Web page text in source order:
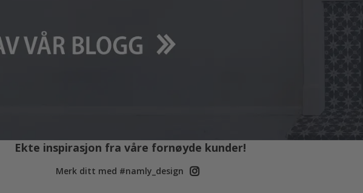
Ekte inspirasjon fra våre fornøyde kunder!
Merk ditt med #namly_design